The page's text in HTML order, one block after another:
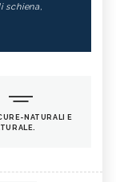
schiena,
NATURALI E